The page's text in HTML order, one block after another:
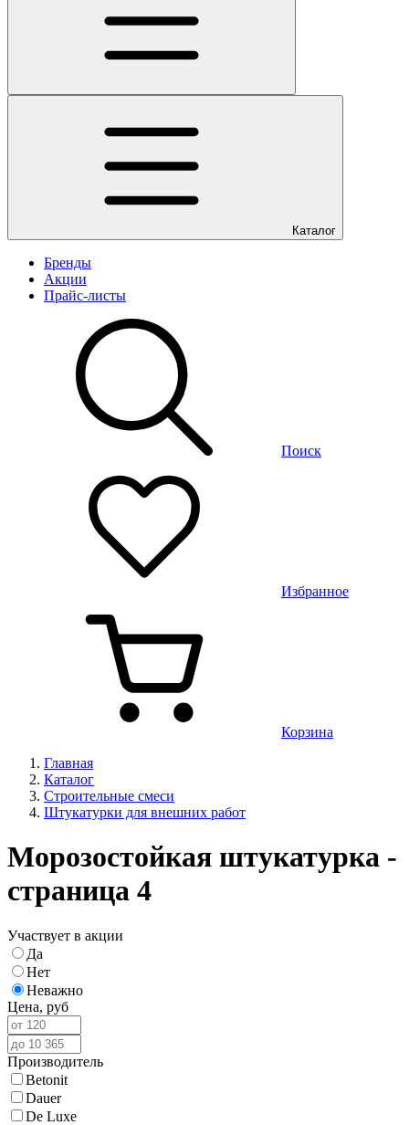
Каталог
Бренды
Акции
Прайс-листы
Поиск
Избранное
Корзина
Главная
Каталог
Строительные смеси
Штукатурки для внешних работ
Морозостойкая штукатурка -
страница 4
Участвует в акции
Да
Нет
Неважно
Цена, руб
Производитель
Betonit
Dauer
De Luxe